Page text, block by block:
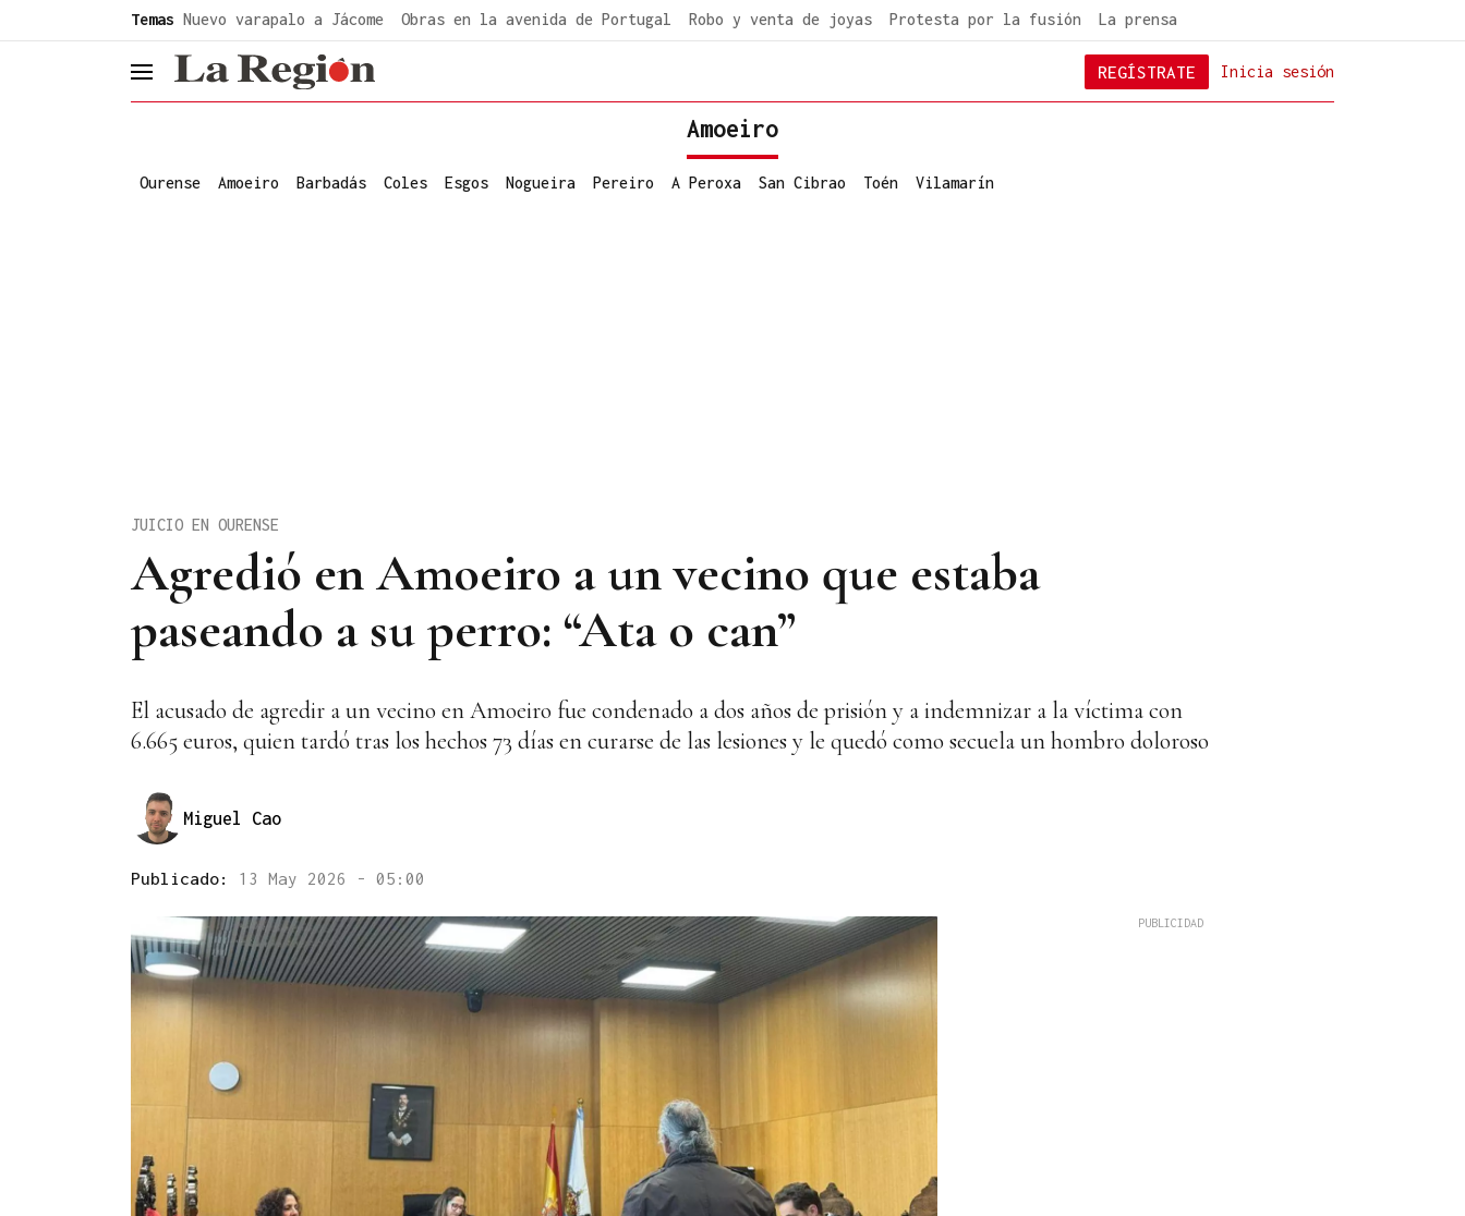
Temas Nuevo varapalo a Jácome Obras en la avenida de Portugal Robo y venta de joyas Protesta por la fusión La prensa
header.menu.open Inicia sesión
REGÍSTRATE
Amoeiro
Ourense Amoeiro Barbadás Coles Esgos Nogueira Pereiro A Peroxa San Cibrao Toén Vilamarín
Agredió en Amoeiro a un vecino que estaba
paseando a su perro: “Ata o can”
JUICIO EN OURENSE
El acusado de agredir a un vecino en Amoeiro fue condenado a dos años de prisión y a indemnizar a la víctima con
6.665 euros, quien tardó tras los hechos 73 días en curarse de las lesiones y le quedó como secuela un hombro doloroso
Miguel Cao
Publicado: 13 May 2026 - 05:00